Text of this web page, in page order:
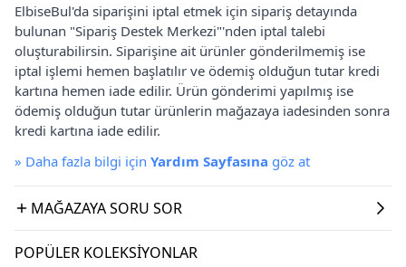
ElbiseBul'da siparişini iptal etmek için sipariş detayında
bulunan "Sipariş Destek Merkezi"'nden iptal talebi
oluşturabilirsin. Siparişine ait ürünler gönderilmemiş ise
iptal işlemi hemen başlatılır ve ödemiş olduğun tutar kredi
kartına hemen iade edilir. Ürün gönderimi yapılmış ise
ödemiş olduğun tutar ürünlerin mağazaya iadesinden sonra
kredi kartına iade edilir.
» Daha fazla bilgi için Yardım Sayfasına göz at
MAĞAZAYA SORU SOR
POPÜLER KOLEKSIYONLAR